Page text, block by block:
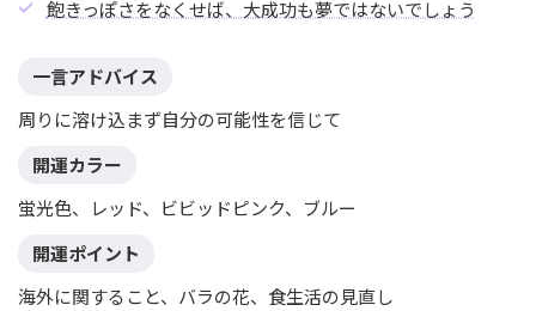
飽きっぽさをなくせば、大成功も夢ではないでしょう
一言アドバイス
周りに溶け込まず自分の可能性を信じて
開運カラー
蛍光色、レッド、ビビッドピンク、ブルー
開運ポイント
海外に関すること、バラの花、食生活の見直し